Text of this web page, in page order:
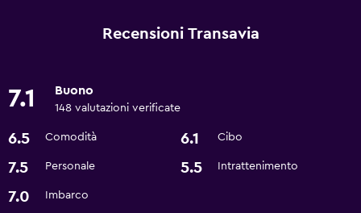
Recensioni Transavia
7.1 Buono
148 valutazioni verificate
6.5 Comodità 6.1 Cibo
7.5 Personale 5.5 Intrattenimento
7.0 Imbarco